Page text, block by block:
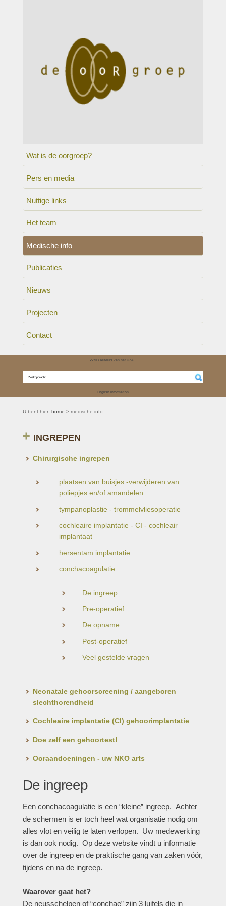
Wat is de oorgroep?
Pers en media
Nuttige links
Het team
Medische info
Publicaties
Nieuws
Projecten
Contact
27/03Auteurs van het UZA ..
English information
U bent hier: home > medische info
INGREPEN
Chirurgische ingrepen
plaatsen van buisjes -verwijderen van
poliepjes en/of amandelen
tympanoplastie - trommelvliesoperatie
cochleaire implantatie - CI - cochleair
implantaat
hersentam implantatie
conchacoagulatie
De ingreep
Pre-operatief
De opname
Post-operatief
Veel gestelde vragen
Neonatale gehoorscreening / aangeboren
slechthorendheid
Cochleaire implantatie (CI) gehoorimplantatie
Doe zelf een gehoortest!
Ooraandoeningen - uw NKO arts
De ingreep
Een conchacoagulatie is een “kleine” ingreep. Achter
de schermen is er toch heel wat organisatie nodig om
alles vlot en veilig te laten verlopen. Uw medewerking
is dan ook nodig. Op deze website vindt u informatie
over de ingreep en de praktische gang van zaken vóór,
tijdens en na de ingreep.
Waarover gaat het?
De neusschelpen of “conchae” zijn 3 luifels die in